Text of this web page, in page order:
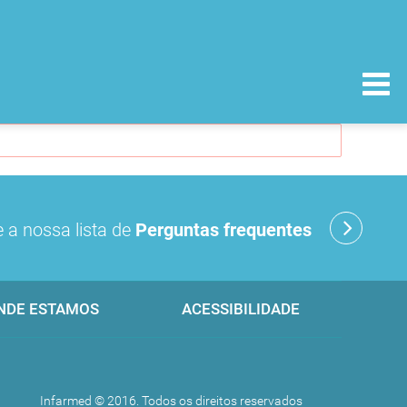
a nossa lista de Perguntas frequentes
ESTAMOS ACESSIBILIDADE
Infarmed © 2016. Todos os direitos reservados